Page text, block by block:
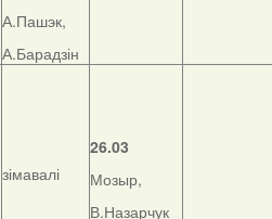
А.Пашэк,
А.Барадзін
зімавалі
26.03
Мозыр,
В.Назарчук